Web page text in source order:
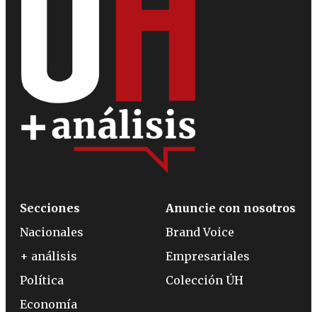
Secciones
Nacionales
+ análisis
Política
Economía
Anuncie con nosotros
Brand Voice
Empresariales
Colección ÚH